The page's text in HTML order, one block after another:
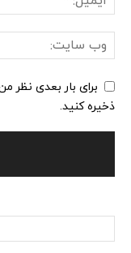
برای بار بعدی نظر
ذخیره کنید.